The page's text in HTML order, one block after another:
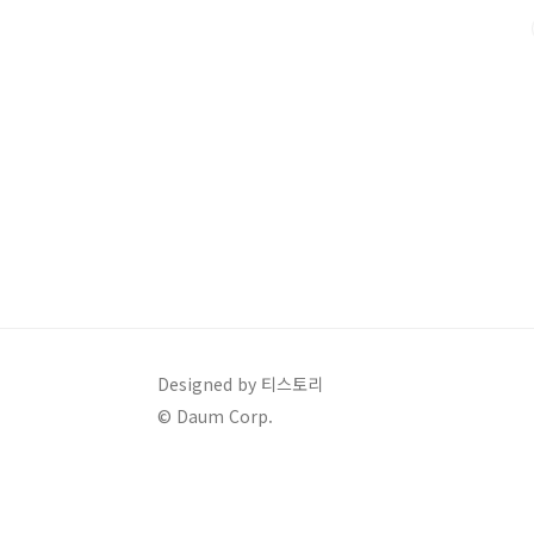
특별히 운동을 하지 않더라도 평소 움직임이 많은 사람
Designed by 티스토리
© Daum Corp.